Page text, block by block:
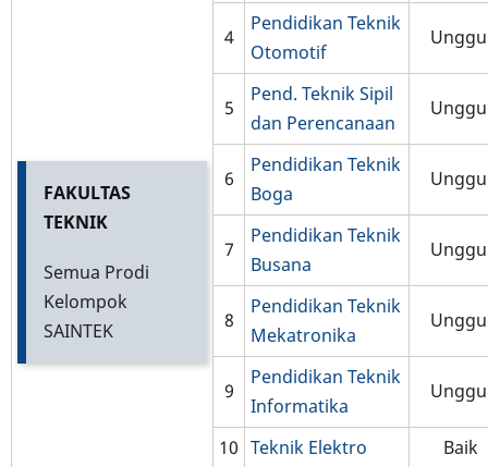
FAKULTAS
TEKNIK
Semua Prodi
Kelompok
SAINTEK
4
Pendidikan Teknik
Otomotif
5
Pend. Teknik Sipil
dan Perencanaan
6
Pendidikan Teknik
Boga
7
Pendidikan Teknik
Busana
8
Pendidikan Teknik
Mekatronika
9
Pendidikan Teknik
Informatika
10 Teknik Elektro Baik